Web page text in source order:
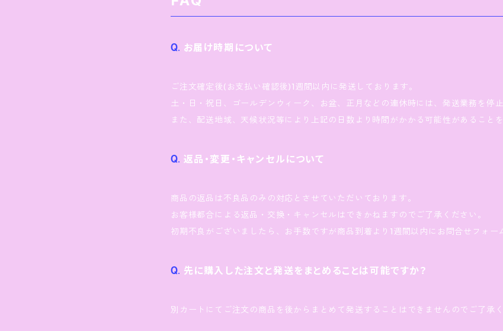
お届け時期について
ご注文確定後(お支払い確認後)1週間以内に発送しております。
土・日・祝日、ゴールデンウィーク、お盆、正月などの連休時には、発送業務を停止
また、配送地域、天候状況等により上記の日数より時間がかかる可能性があること
返品・変更・キャンセルについて
商品の返品は不良品のみの対応とさせていただいております。
お客様都合による返品・交換・キャンセルはできかねますのでご了承ください。
初期不良がございましたら、お手数ですが商品到着より1週間以内にお問合せフォー
先に購入した注文と発送をまとめることは可能ですか？
別カートにてご注文の商品を後からまとめて発送することはできませんのでご了承く